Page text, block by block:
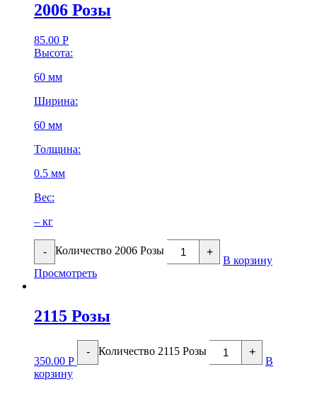
2006 Розы
85.00 Р
Высота:
60 мм
Ширина:
60 мм
Толщина:
0.5 мм
Вес:
– кг
- Количество 2006 Розы +
В корзину
Просмотреть
2115 Розы
350.00 Р
- Количество 2115 Розы +
В
корзину